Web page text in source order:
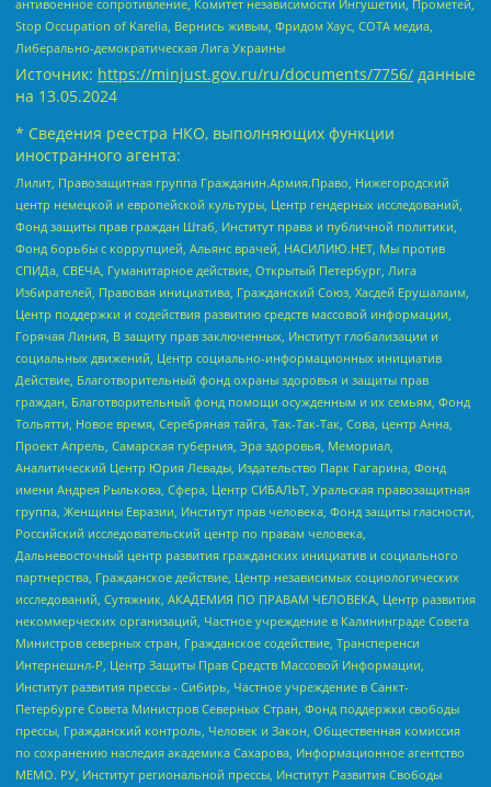
антивоенное сопротивление, Комитет независимости Ингушетии, Прометей,
Stop Occupation of Karelia, Вернись живым, Фридом Хаус, СОТА медиа,
Либерально-демократическая Лига Украины
Источник: https://minjust.gov.ru/ru/documents/7756/ данные
на 13.05.2024
* Сведения реестра НКО, выполняющих функции
иностранного агента:
Лилит, Правозащитная группа Гражданин.Армия.Право, Нижегородский
центр немецкой и европейской культуры, Центр гендерных исследований,
Фонд защиты прав граждан Штаб, Институт права и публичной политики,
Фонд борьбы с коррупцией, Альянс врачей, НАСИЛИЮ.НЕТ, Мы против
СПИДа, СВЕЧА, Гуманитарное действие, Открытый Петербург, Лига
Избирателей, Правовая инициатива, Гражданский Союз, Хасдей Ерушалаим,
Центр поддержки и содействия развитию средств массовой информации,
Горячая Линия, В защиту прав заключенных, Институт глобализации и
социальных движений, Центр социально-информационных инициатив
Действие, Благотворительный фонд охраны здоровья и защиты прав
граждан, Благотворительный фонд помощи осужденным и их семьям, Фонд
Тольятти, Новое время, Серебряная тайга, Так-Так-Так, Сова, центр Анна,
Проект Апрель, Самарская губерния, Эра здоровья, Мемориал,
Аналитический Центр Юрия Левады, Издательство Парк Гагарина, Фонд
имени Андрея Рылькова, Сфера, Центр СИБАЛЬТ, Уральская правозащитная
группа, Женщины Евразии, Институт прав человека, Фонд защиты гласности,
Российский исследовательский центр по правам человека,
Дальневосточный центр развития гражданских инициатив и социального
партнерства, Гражданское действие, Центр независимых социологических
исследований, Сутяжник, АКАДЕМИЯ ПО ПРАВАМ ЧЕЛОВЕКА, Центр развития
некоммерческих организаций, Частное учреждение в Калининграде Совета
Министров северных стран, Гражданское содействие, Трансперенси
Интернешнл-Р, Центр Защиты Прав Средств Массовой Информации,
Институт развития прессы - Сибирь, Частное учреждение в Санкт-
Петербурге Совета Министров Северных Стран, Фонд поддержки свободы
прессы, Гражданский контроль, Человек и Закон, Общественная комиссия
по сохранению наследия академика Сахарова, Информационное агентство
МЕМО. РУ, Институт региональной прессы, Институт Развития Свободы